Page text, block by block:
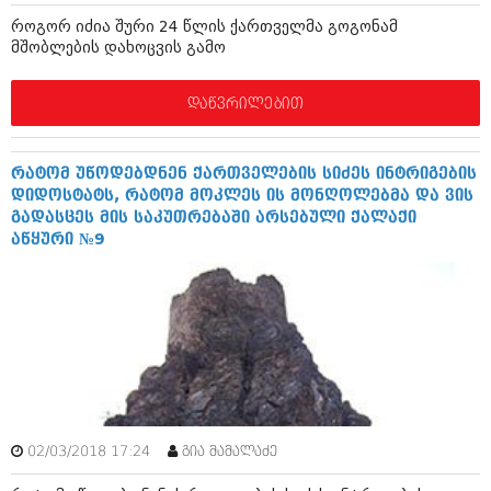
აპრილი 2012 (294)
მარტი 2012 (259)
იანვარი 2012 (322)
ნოემბერი 2011 (471)
ოქტომბერი 2011 (754)
სექტემბერი 2011 (407)
აგვისტო 2011 (249)
ივლისი 2011 (400)
ივნისი 2011 (438)
მაისი 2011 (415)
მარტი 2011 (654)
თებერვალი 2011 (329)
იანვარი 2011 (647)
(157)
დეკემბერი 2010 (881)
ნოემბერი 2010 (422)
ოქტომბერი 2010 (341)
აგვისტო 2010 (461)
ივლისი 2010 (556)
როგორ იძია შური 24 წლის ქართველმა გოგონამ
მშობლების დახოცვის გამო
დაწვრილებით
რატომ უწოდებდნენ ქართველების სიძეს ინტრიგების
დიდოსტატს, რატომ მოკლეს ის მონღოლებმა და ვის
გადასცეს მის საკუთრებაში არსებული ქალაქი
აწყური №9
02/03/2018 17:24 გია მამალაძე